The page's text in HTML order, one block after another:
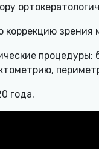
зрения
процедуры:
года.